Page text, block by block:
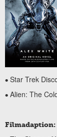
• Star Trek
• Alien: The
Filmadaption: